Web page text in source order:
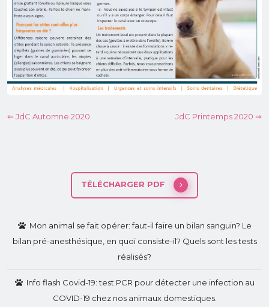
⇐ JdC Automne 2020 JdC Printemps 2020 ⇒
TÉLÉCHARGER PDF
Mon animal se fait opérer: faut-il faire un bilan sanguin? Le
bilan pré-anesthésique, en quoi consiste-il? Quels sont les tests
réalisés?
Info flash Covid-19: test PCR pour détecter une infection au
COVID-19 chez nos animaux domestiques.